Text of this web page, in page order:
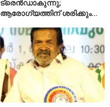
ട്രെൻഡാകുന്നു;
ആരോഗ്യത്തിന് ശരിക്കും